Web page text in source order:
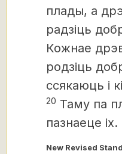
плады, а
радзіць
Кожнае
родзіць
ссякаюць і
20 Таму па
пазнаеце іх.
New Revised